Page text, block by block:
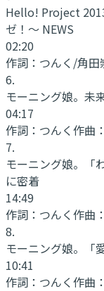
Hello! Project
ゼ！〜 NEWS
02:20
作詞： つんく/角田
6.
モーニング娘。未
04:17
作詞： つんく作曲：
7.
モーニング娘。「
に密着
14:49
作詞： つんく作曲：
8.
モーニング娘。「
10:41
作詞： つんく作曲：